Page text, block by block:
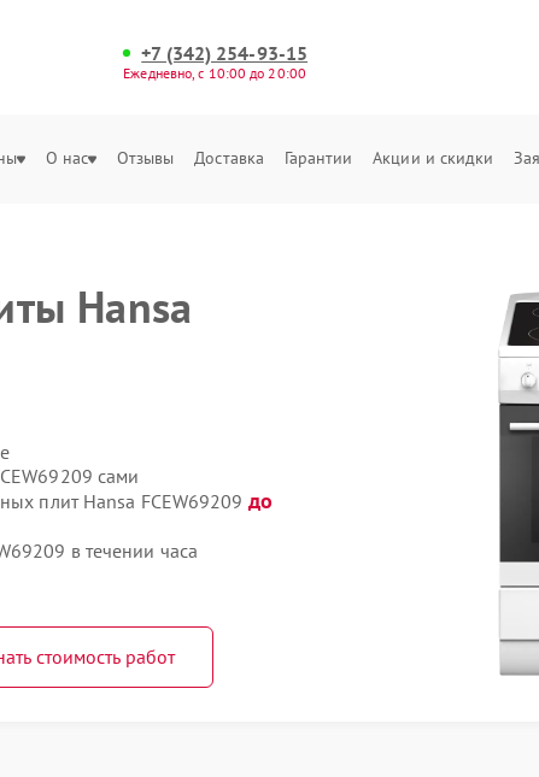
+7 (342) 254-93-15
Ежедневно, с 10:00 до 20:00
О нас Отзывы Доставка Гарантии Акции и скидки
Hansa
сами
плит Hansa FCEW69209 до
в течении часа
стоимость работ